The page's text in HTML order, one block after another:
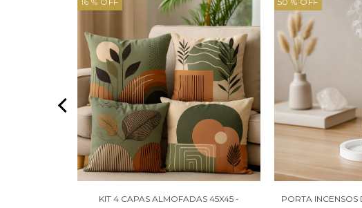
KIT 4 CAPAS ALMOFADAS 45X45 -
PORTA INCENSOS